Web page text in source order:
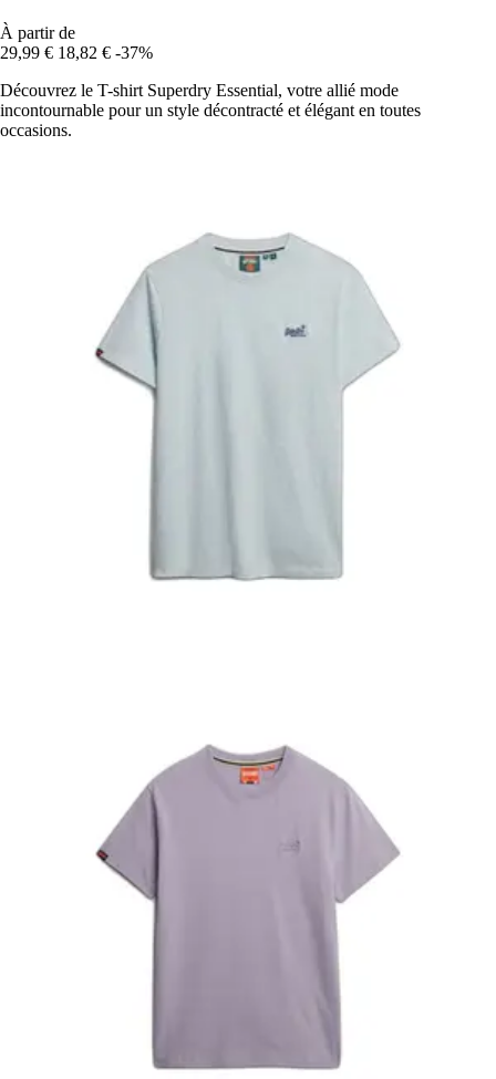
À partir de
29,99 € 18,82 € -37%
Découvrez le T-shirt Superdry Essential, votre allié mode
incontournable pour un style décontracté et élégant en toutes
occasions.